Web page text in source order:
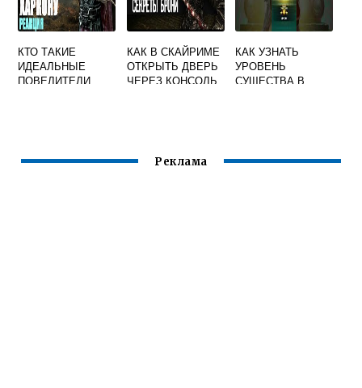
КТО ТАКИЕ
ИДЕАЛЬНЫЕ
ПОВЕЛИТЕЛИ
КАК В СКАЙРИМЕ
ОТКРЫТЬ ДВЕРЬ
ЧЕРЕЗ КОНСОЛЬ
КАК УЗНАТЬ
УРОВЕНЬ
СУЩЕСТВА В
Реклама